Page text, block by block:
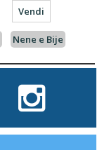
Vendi
Nene e Bije